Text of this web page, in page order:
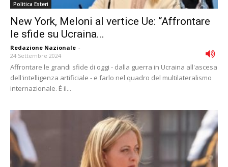
Politica Esteri
New York, Meloni al vertice Ue: “Affrontare
le sfide su Ucraina...
Redazione Nazionale -
24 Settembre 2024
Affrontare le grandi sfide di oggi - dalla guerra in Ucraina all'ascesa
dell'intelligenza artificiale - e farlo nel quadro del multilateralismo
internazionale. È il...